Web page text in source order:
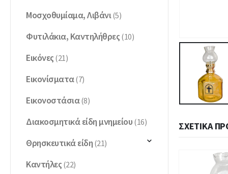
ΣΧΕΤΙΚΆ
Μοσχοθυμίαμα, Λιβάνι(5)
Φυτιλάκια, Καντηλήθρες (10)
Εικόνες (21)
Εικονίσματα(7)
Εικονοστάσια(8)
Διακοσμητικά είδη μνημείου (16)
Θρησκευτικά είδη (21)
Καντήλες (22)